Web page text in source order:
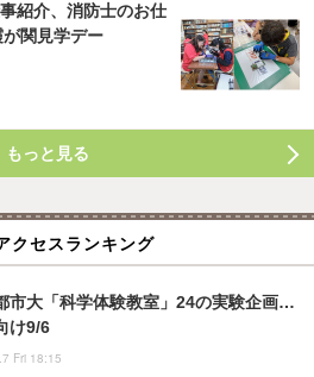
紹介、消防士のお仕
関見学デー
もっと見る
クセスランキング
市大「科学体験教室」24の実験企画…
け9/6
Fri 18:15